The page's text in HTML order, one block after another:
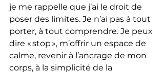
je me rappelle que j’ai le droit de
poser des limites. Je n’ai pas à tout
porter, à tout comprendre. Je peux
dire « stop », m’offrir un espace de
calme, revenir à l’ancrage de mon
corps, à la simplicité de la